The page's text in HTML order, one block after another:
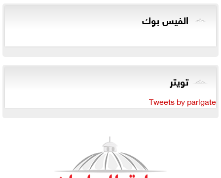
الفيس بوك
تويتر
Tweets by parlgate